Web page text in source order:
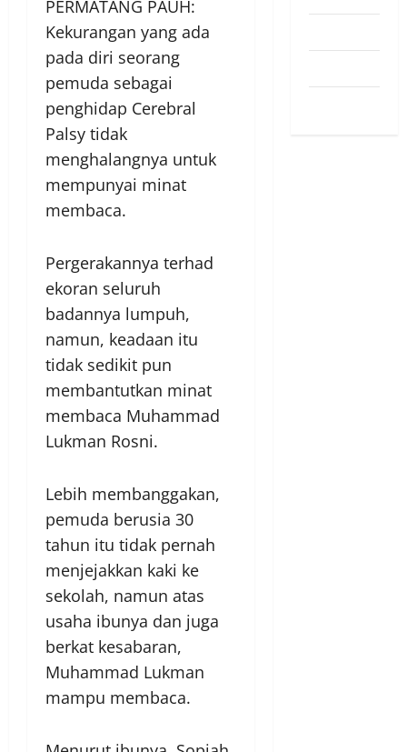
PERMATANG PAUH:
Kekurangan yang ada
pada diri seorang
pemuda sebagai
penghidap Cerebral
Palsy tidak
menghalangnya untuk
mempunyai minat
membaca.
Pergerakannya terhad
ekoran seluruh
badannya lumpuh,
namun, keadaan itu
tidak sedikit pun
membantutkan minat
membaca Muhammad
Lukman Rosni.
Lebih membanggakan,
pemuda berusia 30
tahun itu tidak pernah
menjejakkan kaki ke
sekolah, namun atas
usaha ibunya dan juga
berkat kesabaran,
Muhammad Lukman
mampu membaca.